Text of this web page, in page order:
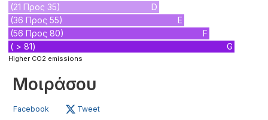
(21 Προς 35)
D
(36 Προς 55)
E
(56 Προς 80)
F
( > 81)
G
Higher CO2 emissions
Μοιράσου
Facebook Tweet